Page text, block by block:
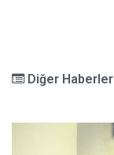
Diğer Haberler